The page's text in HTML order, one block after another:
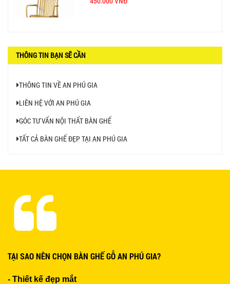
BÀN CAFE BCF01 GIÁ RẺ - MÃ SỐ: BCF01
THÔNG TIN BẠN SẼ CẦN
THÔNG TIN VỀ AN PHÚ GIA
LIÊN HỆ VỚI AN PHÚ GIA
GÓC TƯ VẤN NỘI THẤT BÀN GHẾ
TẤT CẢ BÀN GHẾ ĐẸP TẠI AN PHÚ GIA
TẠI SAO NÊN CHỌN BÀN GHẾ GỖ AN PHÚ GIA?
- Thiết kế đẹp mắt